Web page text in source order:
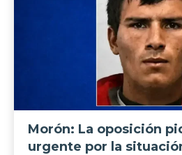
Morón: La oposición
urgente por la